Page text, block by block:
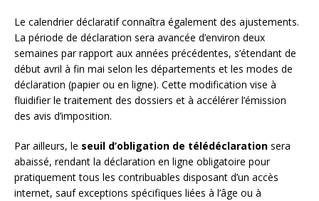
Le calendrier déclaratif connaîtra également des ajustements.
La période de déclaration sera avancée d’environ deux
semaines par rapport aux années précédentes, s’étendant de
début avril à fin mai selon les départements et les modes de
déclaration (papier ou en ligne). Cette modification vise à
fluidifier le traitement des dossiers et à accélérer l’émission
des avis d’imposition.
Par ailleurs, le seuil d’obligation de télédéclaration sera
abaissé, rendant la déclaration en ligne obligatoire pour
pratiquement tous les contribuables disposant d’un accès
internet, sauf exceptions spécifiques liées à l’âge ou à